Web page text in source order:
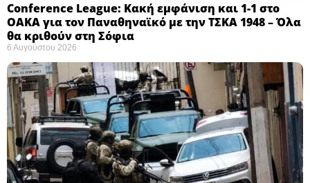
Conference League: Κακή εμφάνιση και 1-1 στο
ΟΑΚΑ για τον Παναθηναϊκό με την ΤΣΚΑ 1948 – Όλα
θα κριθούν στη Σόφια ​
6 Αυγούστου 2026